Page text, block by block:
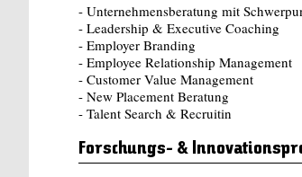
- Unternehmensberatung mit
- Leadership & Executive Coaching
- Employer Branding
- Employee Relationship Management
- Customer Value Management
- New Placement Beratung
- Talent Search & Recruitin
Forschungs- &